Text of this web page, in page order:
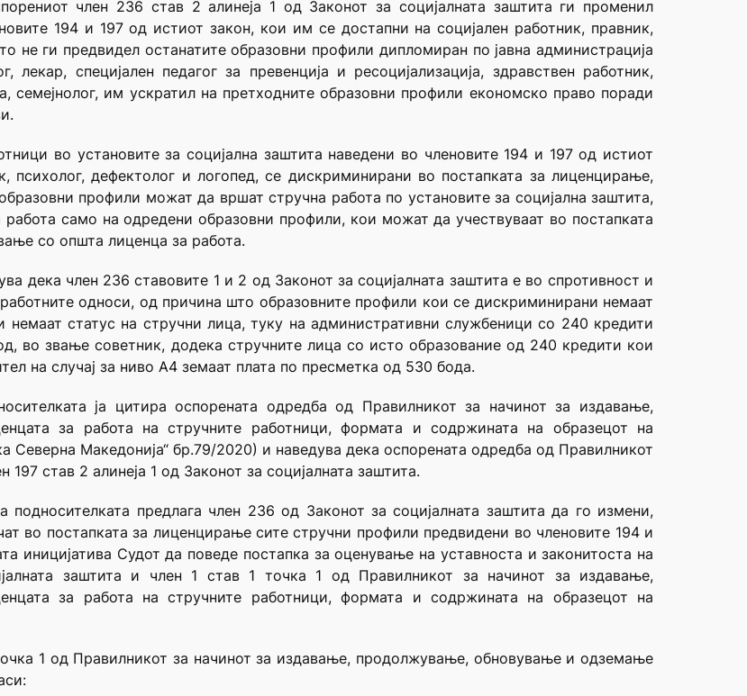
член 236 став 2 алинеја 1 од Законот за социјалната заштита ги променил
194 и 197 од истиот закон, кои им се достапни на социјален работник, правник,
не ги предвидел останатите образовни профили дипломиран по јавна администрација
лекар, специјален педагог за превенција и ресоцијализација, здравствен работник,
семејнолог, им ускратил на претходните образовни профили економско право поради
во установите за социјална заштита наведени во членовите 194 и 197 од истиот
психолог, дефектолог и логопед, се дискриминирани во постапката за лиценцирање,
профили можат да вршат стручна работа по установите за социјална заштита,
само на одредени образовни профили, кои можат да учествуваат во постапката
со општа лиценца за работа.
дека член 236 ставовите 1 и 2 од Законот за социјалната заштита е во спротивност и
односи, од причина што образовните профили кои се дискриминирани немаат
статус на стручни лица, туку на административни службеници со 240 кредити
во звање советник, додека стручните лица со исто образование од 240 кредити кои
на случај за ниво А4 земаат плата по пресметка од 530 бода.
ја цитира оспорената одредба од Правилникот за начинот за издавање,
за работа на стручните работници, формата и содржината на образецот на
Северна Македонија“ бр.79/2020) и наведува дека оспорената одредба од Правилникот
197 став 2 алинеја 1 од Законот за социјалната заштита.
подносителката предлага член 236 од Законот за социјалната заштита да го измени,
во постапката за лиценцирање сите стручни профили предвидени во членовите 194 и
иницијатива Судот да поведе постапка за оценување на уставноста и законитоста на
заштита и член 1 став 1 точка 1 од Правилникот за начинот за издавање,
за работа на стручните работници, формата и содржината на образецот на
1 од Правилникот за начинот за издавање, продолжување, обновување и одземање